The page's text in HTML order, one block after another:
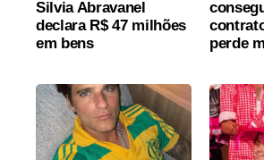
Silvia Abravanel
declara R$ 47 milhões
em bens
perde